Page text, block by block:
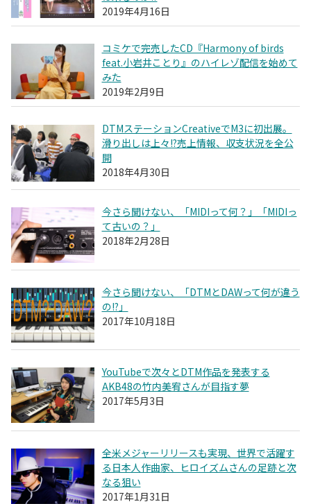
2019年4月16日
コミケで完売したCD『Harmony of birds
feat.小岩井ことり』のハイレゾ配信を始めて
みた
2019年2月9日
DTMステーションCreativeでM3に初出展。
滑り出しは上々!?売上情報、収支状況を全公
開
2018年4月30日
今さら聞けない、「MIDIって何？」「MIDIっ
て古いの？」
2018年2月28日
今さら聞けない、「DTMとDAWって何が違う
の!?」
2017年10月18日
YouTubeで次々とDTM作品を発表する
AKB48の竹内美宥さんが目指す夢
2017年5月3日
全米メジャーリリースも実現、世界で活躍す
る日本人作曲家、ヒロイズムさんの足跡と次
なる狙い
2017年1月31日